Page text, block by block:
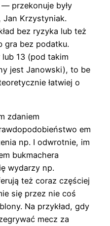
przekonuje były
Jan Krzystyniak.
bez ryzyka lub też
gra bez podatku.
lub 13 (pod takim
jest Janowski), to be
łatwiej o
zdaniem
em
np. I odwrotnie, im
bukmachera
wydarzy np.
też coraz częściej
się przez nie coś
Na przykład, gdy
mecz za